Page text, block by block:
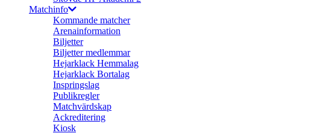
Matchinfo
Kommande matcher
Arenainformation
Biljetter
Biljetter medlemmar
Hejarklack Hemmalag
Hejarklack Bortalag
Inspringslag
Publikregler
Matchvärdskap
Ackreditering
Kiosk